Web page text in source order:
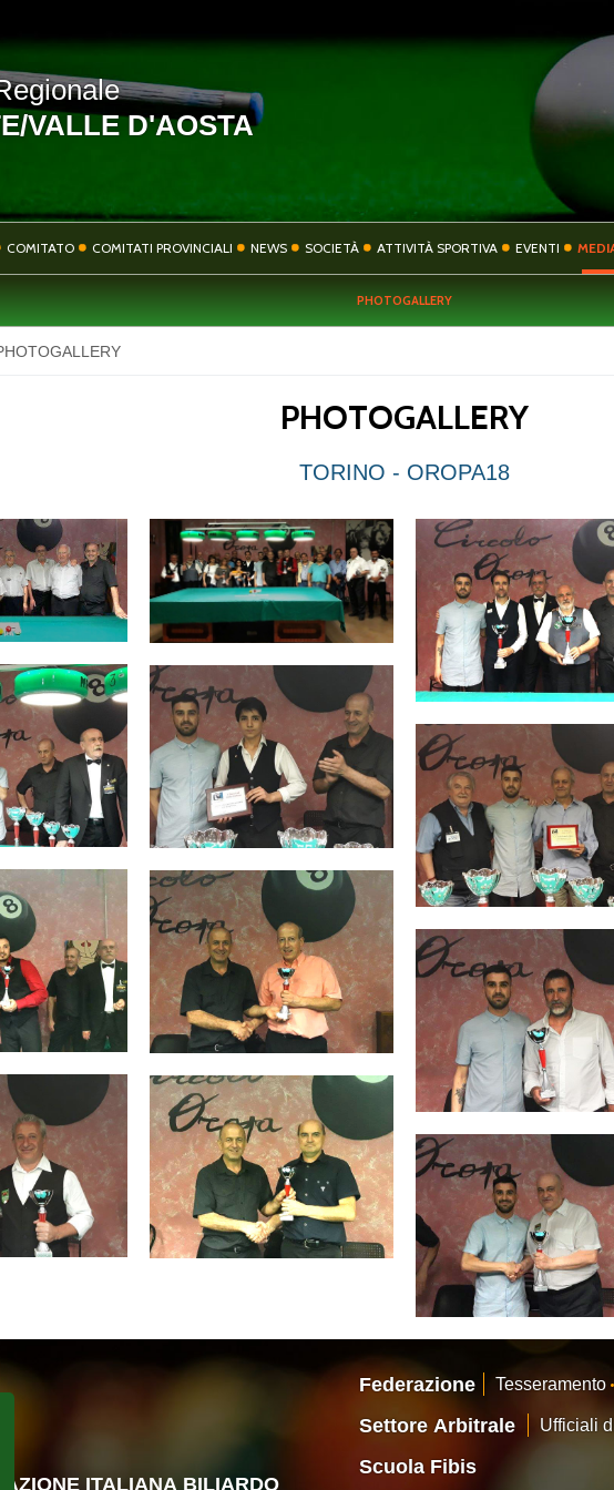
SOCIETÀ ATTIVITÀ
Tesseramento Consiglio Federale Carte Federali
Ufficiali di Gara
e Tecnica
Stecca Boccette Pockets Carambola
VALLE D'AOSTA
COMITATO COMITATI PROVINCIALI NEWS SOCIETÀ ATTIVITÀ SPORTIVA EVENTI
PHOTOGALLERY
PHOTOGALLERY
TORINO - OROPA18
ITALIANA BILIARDO
Federazione Tesseramento
Settore Arbitrale Ufficiali
Scuola Fibis